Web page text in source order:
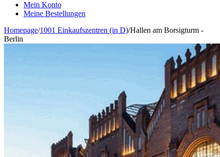
Mein Konto
Meine Bestellungen
Homepage/1001 Einkaufszentren (in D)/Hallen am Borsigturm -
Berlin